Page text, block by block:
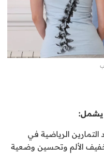
يشمل:
الرياضية في
الألم وتحسين وضعية